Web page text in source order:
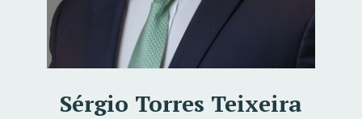
Sérgio Torres Teixeira